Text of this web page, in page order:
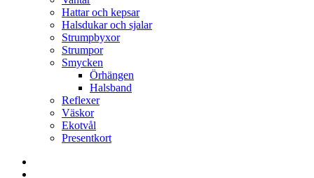
Hattar och kepsar
Halsdukar och sjalar
Strumpbyxor
Strumpor
Smycken
Örhängen
Halsband
Reflexer
Väskor
Ekotvål
Presentkort